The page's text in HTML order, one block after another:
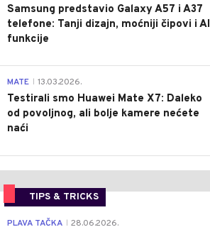
Samsung predstavio Galaxy A57 i A37
telefone: Tanji dizajn, moćniji čipovi i AI
funkcije
MATE 13.03.2026.
Testirali smo Huawei Mate X7: Daleko
od povoljnog, ali bolje kamere nećete
naći
TIPS & TRICKS
PLAVA TAČKA 28.06.2026.